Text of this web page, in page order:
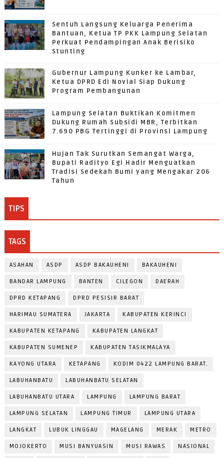
Sentuh Langsung Keluarga Penerima
Bantuan, Ketua TP PKK Lampung Selatan
Perkuat Pendampingan Anak Berisiko
Stunting
Gubernur Lampung Kunker ke Lambar,
Ketua DPRD Edi Novial Siap Dukung
Program Pembangunan
Lampung Selatan Buktikan Komitmen
Dukung Rumah Subsidi MBR, Terbitkan
7.690 PBG Tertinggi di Provinsi Lampung
Hujan Tak Surutkan Semangat Warga,
Bupati Radityo Egi Hadir Menguatkan
Tradisi Sedekah Bumi yang Mengakar 206
Tahun
TIPS
TAGS
ASAHAN ASDP ASDP BAKAUHENI BAKAUHENI
BANDAR LAMPUNG BANTEN CILEGON DAERAH
DPRD KETAPANG DPRD PESISIR BARAT
HARIMAU SUMATERA JAKARTA KABUPATEN KERINCI
KABUPATEN KETAPANG KABUPATEN LANGKAT
KABUPATEN SUMENEP KABUPATEN TASIKMALAYA
KAYONG UTARA KETAPANG KODIM 0422 LAMPUNG BARAT.
LABUHANBATU LABUHANBATU SELATAN
LABUHANBATU UTARA LAMPUNG LAMPUNG BARAT
LAMPUNG SELATAN LAMPUNG TIMUR LAMPUNG UTARA
LANGKAT LUBUK LINGGAU MAGELANG MERAK METRO
MOJOKERTO MUSI BANYUASIN MUSI RAWAS NASIONAL